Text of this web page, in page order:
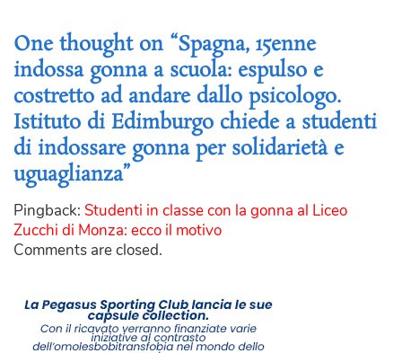
One thought on “Spagna, 15enne
indossa gonna a scuola: espulso e
costretto ad andare dallo psicologo.
Istituto di Edimburgo chiede a studenti
di indossare gonna per solidarietà e
uguaglianza”
Pingback: Studenti in classe con la gonna al Liceo
Zucchi di Monza: ecco il motivo
Comments are closed.